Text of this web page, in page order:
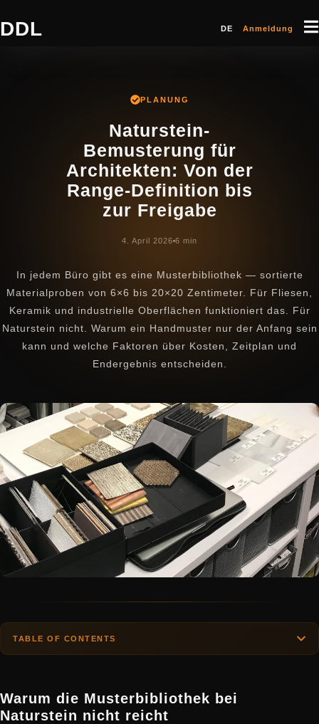
DDL DE Anmeldung
PLANUNG
Naturstein-
Bemusterung für
Architekten: Von der
Range-Definition bis
zur Freigabe
4. April 2026 6 min
In jedem Büro gibt es eine Musterbibliothek — sortierte
Materialproben von 6×6 bis 20×20 Zentimeter. Für Fliesen,
Keramik und industrielle Oberflächen funktioniert das. Für
Naturstein nicht. Warum ein Handmuster nur der Anfang sein
kann und welche Faktoren über Kosten, Zeitplan und
Endergebnis entscheiden.
TABLE OF CONTENTS
Warum die Musterbibliothek bei
Naturstein nicht reicht